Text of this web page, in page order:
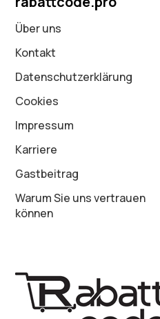
Über uns
Kontakt
Datenschutz­erklärung
Cookies
Impressum
Karriere
Gastbeitrag
Warum Sie uns vertrauen
können